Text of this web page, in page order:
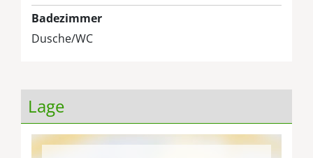
Badezimmer
Dusche/WC
Lage